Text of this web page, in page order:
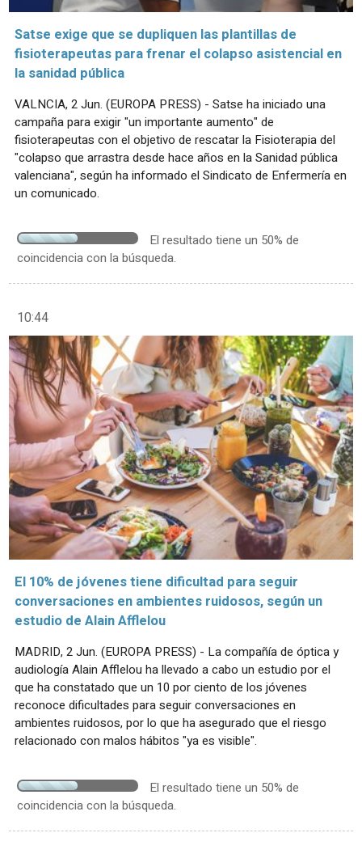
Satse exige que se dupliquen las plantillas de
fisioterapeutas para frenar el colapso asistencial en
la sanidad pública
VALNCIA, 2 Jun. (EUROPA PRESS) - Satse ha iniciado una
campaña para exigir "un importante aumento" de
fisioterapeutas con el objetivo de rescatar la Fisioterapia del
"colapso que arrastra desde hace años en la Sanidad pública
valenciana", según ha informado el Sindicato de Enfermería en
un comunicado.
El resultado tiene un 50% de
coincidencia con la búsqueda.
10:44
El 10% de jóvenes tiene dificultad para seguir
conversaciones en ambientes ruidosos, según un
estudio de Alain Afflelou
MADRID, 2 Jun. (EUROPA PRESS) - La compañía de óptica y
audiología Alain Afflelou ha llevado a cabo un estudio por el
que ha constatado que un 10 por ciento de los jóvenes
reconoce dificultades para seguir conversaciones en
ambientes ruidosos, por lo que ha asegurado que el riesgo
relacionado con malos hábitos "ya es visible".
El resultado tiene un 50% de
coincidencia con la búsqueda.